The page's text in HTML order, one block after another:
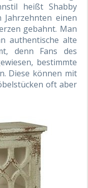
heißt Shabby
einen
gebahnt. Man
authentische alte
denn Fans des
bestimmte
Diese können mit
oft aber